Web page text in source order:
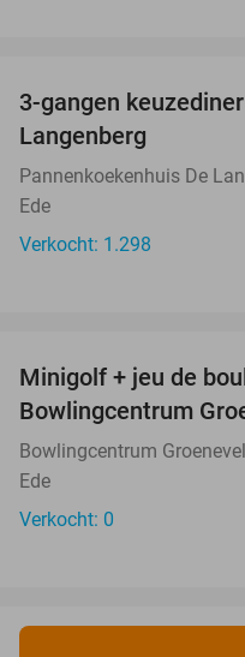
3-gangen
Langenberg
Pannenkoekenhuis De
Ede
Verkocht: 1.298
NEW
TODAY
Minigolf + jeu de
Bowlingcentrum
Bowlingcentrum
Ede
Verkocht: 0